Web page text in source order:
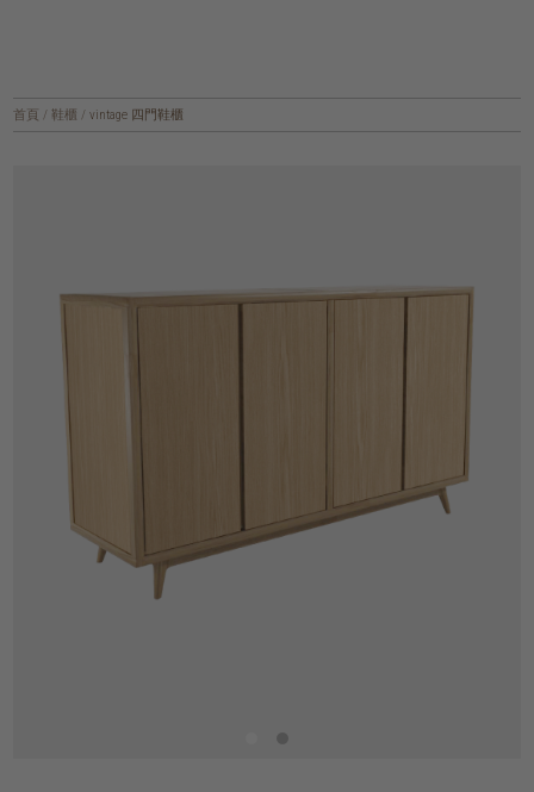
首頁 / 鞋櫃 / vintage 四門鞋櫃